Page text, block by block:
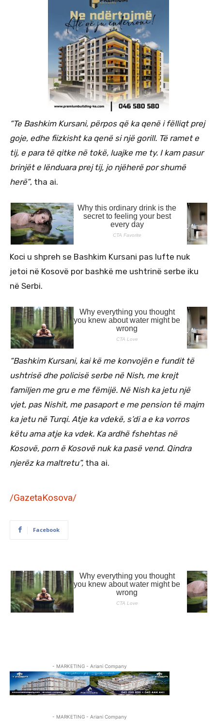
“Te Bashkim Kursani, përpos që ka qenë i fëlliqt prej
goje, edhe fiizkisht ka qenë si një gorill. Të ramet e
tij, e para të qitke në tokë, luajke me ty. I kam pasur
brinjët e lënduara prej tij, jo njëherë por shumë
herë”, tha ai.
Koci u shpreh se Bashkim Kursani pas lufte nuk
jetoi në Kosovë por bashkë me ushtrinë serbe iku
në Serbi.
“Bashkim Kursani, kai kë me konvojën e fundit të
ushtrisë dhe policisë serbe në Nish, me krejt
familjen me gru e me fëmijë. Në Nish ka jetu një
vjet, pas Nishit, me pasaport e me pension të majm
ka jetu në Turqi. Atje ka vdekë, s’di a e ka vorros
këtu ama atje ka vdek. Ka ardhë fshehtas në
Kosovë, porn ë Kosovë nuk ka pasë vend. Qindra
njerëz ka maltretu”, tha ai.
/GazetaKosova/
Facebook
- MARKETING - Ariani Company
- MARKETING - Ariani Company